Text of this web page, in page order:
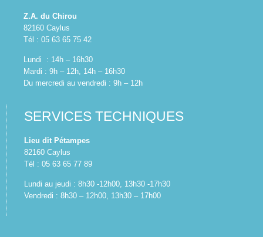
Z.A. du Chirou
82160 Caylus
Tél : 05 63 65 75 42
Lundi : 14h – 16h30
Mardi : 9h – 12h, 14h – 16h30
Du mercredi au vendredi : 9h – 12h
SERVICES TECHNIQUES
Lieu dit Pétampes
82160 Caylus
Tél : 05 63 65 77 89
Lundi au jeudi : 8h30 -12h00, 13h30 -17h30
Vendredi : 8h30 – 12h00, 13h30 – 17h00